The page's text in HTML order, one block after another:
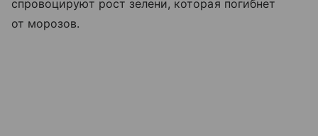
спровоцируют рост зелени, которая погибнет
от морозов.